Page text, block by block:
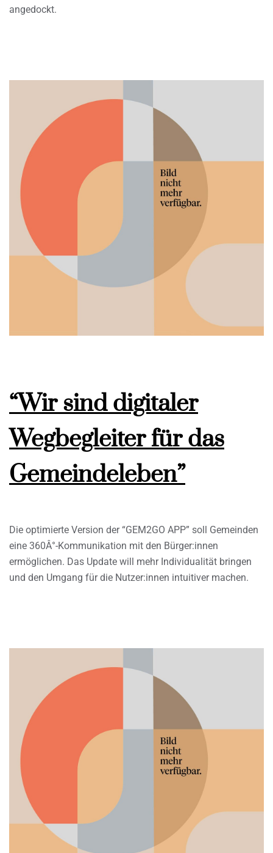
angedockt.
“Wir sind digitaler
Wegbegleiter für das
Gemeindeleben”
Die optimierte Version der “GEM2GO APP” soll Gemeinden
eine 360Â°-Kommunikation mit den Bürger:innen
ermöglichen. Das Update will mehr Individualität bringen
und den Umgang für die Nutzer:innen intuitiver machen.